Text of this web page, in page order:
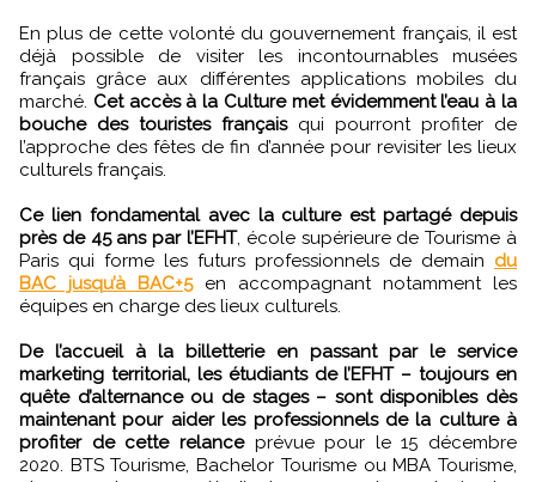
En plus de cette volonté du gouvernement français, il est
déjà possible de visiter les incontournables musées
français grâce aux différentes applications mobiles du
marché. Cet accès à la Culture met évidemment l’eau à la
bouche des touristes françaisqui pourront profiter de
l’approche des fêtes de fin d’année pour revisiter les lieux
culturels français.
Ce lien fondamental avec la culture est partagé depuis
près de 45 ans par l’EFHT, école supérieure de Tourisme à
Paris qui forme les futurs professionnels de demain du
BAC jusqu’à BAC+5en accompagnant notamment les
équipes en charge des lieux culturels.
De l’accueil à la billetterie en passant par le service
marketing territorial, les étudiants de l’EFHT – toujours en
quête d’alternance ou de stages – sont disponibles dès
maintenant pour aider les professionnels de la culture à
profiter de cette relanceprévue pour le 15 décembre
2020. BTS Tourisme, Bachelor Tourisme ou MBA Tourisme,